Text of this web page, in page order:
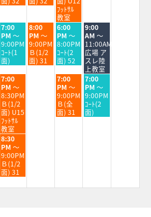
2nd
3rd
4th
2026
ﾌｯﾄｻﾙ
教室
水
曜
日,
9
月
2nd
2026
7:00
PM ～
9:00PM
ｺｰﾄ(1
面)
木
曜
日,
9
月
3rd
8:00
PM ～
9:00PM
Ｂ(1/2
面) 31
金
曜
日,
9
月
4th
2026
6:00
PM ～
8:00PM
ｺｰﾄ(2
面) 52
土
曜
日,
9
月
5th
2026
9:00
AM ～
11:00AM
広場 ア
スレ陸
上教室
水
曜
日,
9
月
2nd
2026
7:00
PM ～
8:30PM
Ｂ(1/2
面) U15
ﾌｯﾄｻﾙ
教室
金
曜
日,
9
月
4th
7:00
PM ～
9:00PM
Ｂ(全
面) 31
土
曜
日,
9
月
5th
7:00
PM ～
9:00PM
ｺｰﾄ(2
面)
水
曜
日,
9
月
2nd
2026
8:30
PM ～
9:00PM
Ｂ(1/2
面) 31